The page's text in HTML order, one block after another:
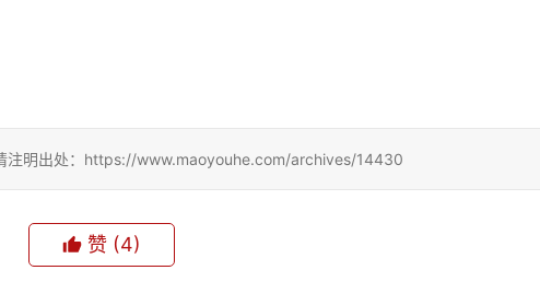
注明出处：https://www.maoyouhe.com/archives/14430
赞 (4)